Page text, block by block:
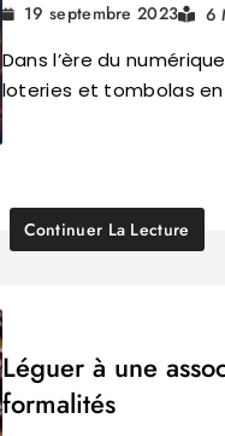
19 septembre 2023 6
Dans l’ère du
loteries et tombolas
Continuer La Lecture
Léguer à une
formalités